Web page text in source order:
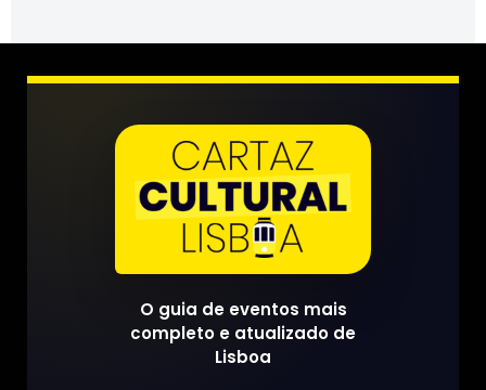
O guia de eventos mais
completo e atualizado de
Lisboa